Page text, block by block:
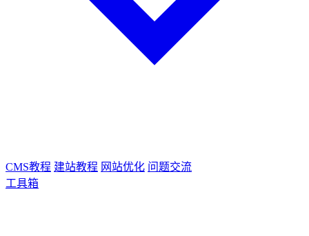
CMS教程 建站教程 网站优化 问题交流
工具箱